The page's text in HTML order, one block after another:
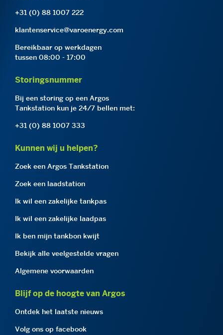
+31 (0) 88 1007 222
klantenservice@varoenergy.com
Bereikbaar op werkdagen
tussen 08:00 - 17:00
Storingsnummer
Bij een storing op een Argos
Tankstation kun je 24/7 bellen met:
+31 (0) 88 1007 333
Kunnen wij u helpen?
Zoek een Argos Tankstation
Zoek een laadstation
Ik wil een zakelijke tankpas
Ik wil een zakelijke laadpas
Ik ben mijn tankbon kwijt
Bekijk alle veelgestelde vragen
Algemene voorwaarden
Blijf op de hoogte van Argos
Ontdek het laatste nieuws
Volg ons op facebook